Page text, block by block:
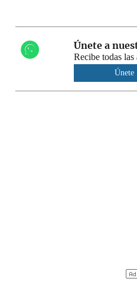
Únete a
Recibe todas
Únete